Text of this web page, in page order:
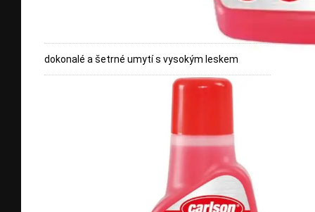
dokonalé a šetrné umytí s vysokým leskem